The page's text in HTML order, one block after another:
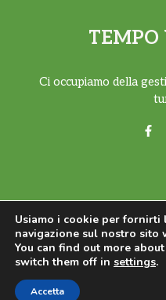
Ci occupiamo della
© Tempo Vacanza di
WordPress e
Usiamo i cookie per fornirti
navigazione sul nostro sito
You can find out more
switch them off in settings.
Accetta